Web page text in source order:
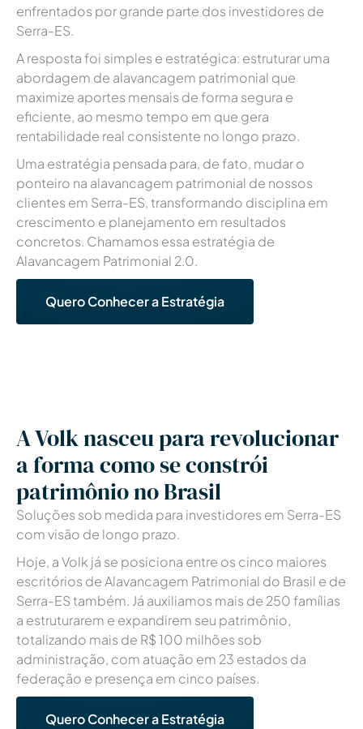
enfrentados por grande parte dos investidores de
Serra-ES.
A resposta foi simples e estratégica: estruturar uma
abordagem de alavancagem patrimonial que
maximize aportes mensais de forma segura e
eficiente, ao mesmo tempo em que gera
rentabilidade real consistente no longo prazo.
Uma estratégia pensada para, de fato, mudar o
ponteiro na alavancagem patrimonial de nossos
clientes em Serra-ES, transformando disciplina em
crescimento e planejamento em resultados
concretos. Chamamos essa estratégia de
Alavancagem Patrimonial 2.0.
Quero Conhecer a Estratégia
A Volk nasceu para revolucionar
a forma como se constrói
patrimônio no Brasil
Soluções sob medida para investidores em Serra-ES
com visão de longo prazo.
Hoje, a Volk já se posiciona entre os cinco maiores
escritórios de Alavancagem Patrimonial do Brasil e de
Serra-ES também. Já auxiliamos mais de 250 famílias
a estruturarem e expandirem seu patrimônio,
totalizando mais de R$ 100 milhões sob
administração, com atuação em 23 estados da
federação e presença em cinco países.
Quero Conhecer a Estratégia